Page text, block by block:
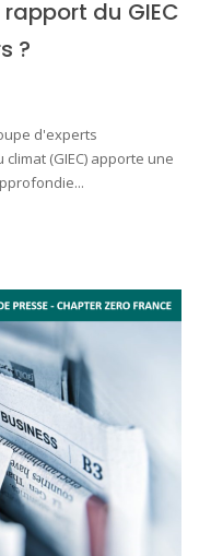
du GIEC
?
d'experts
(GIEC) apporte une